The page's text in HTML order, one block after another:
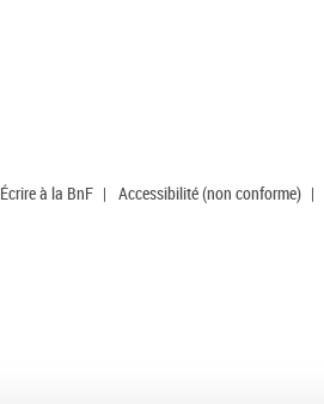
Écrire à la BnF | Accessibilité (non conforme) |